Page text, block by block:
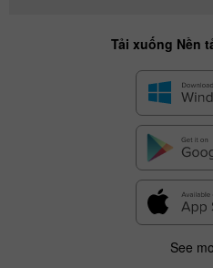
Tải xuống Nền
See